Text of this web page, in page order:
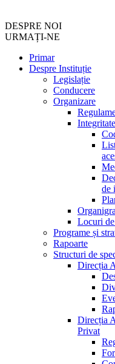
DESPRE NOI
URMAȚI-NE
Primar
Despre Instituție
Legislație
Conducere
Organizare
de
Locuri
Programe și
Rapoarte
Structuri de
Direcția
Direcția
Privat